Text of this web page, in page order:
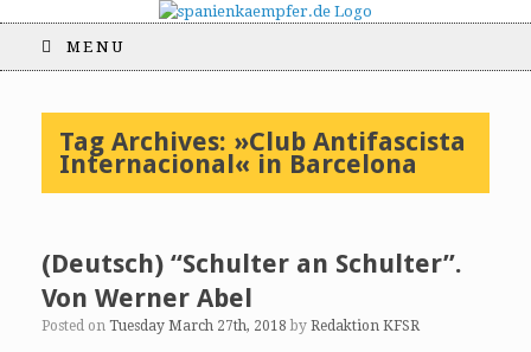
MENU
Tag Archives: »Club Antifascista
Internacional« in Barcelona
(Deutsch) “Schulter an Schulter”.
Von Werner Abel
Posted on Tuesday March 27th, 2018 by Redaktion KFSR